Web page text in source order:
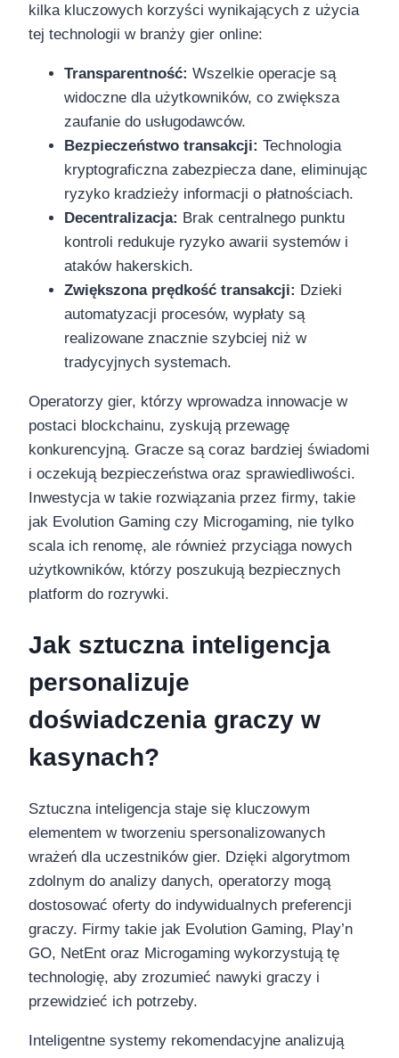
kilka kluczowych korzyści wynikających z użycia
tej technologii w branży gier online:
Transparentność: Wszelkie operacje są
widoczne dla użytkowników, co zwiększa
zaufanie do usługodawców.
Bezpieczeństwo transakcji: Technologia
kryptograficzna zabezpiecza dane, eliminując
ryzyko kradzieży informacji o płatnościach.
Decentralizacja: Brak centralnego punktu
kontroli redukuje ryzyko awarii systemów i
ataków hakerskich.
Zwiększona prędkość transakcji: Dzieki
automatyzacji procesów, wypłaty są
realizowane znacznie szybciej niż w
tradycyjnych systemach.
Operatorzy gier, którzy wprowadza innowacje w
postaci blockchainu, zyskują przewagę
konkurencyjną. Gracze są coraz bardziej świadomi
i oczekują bezpieczeństwa oraz sprawiedliwości.
Inwestycja w takie rozwiązania przez firmy, takie
jak Evolution Gaming czy Microgaming, nie tylko
scala ich renomę, ale również przyciąga nowych
użytkowników, którzy poszukują bezpiecznych
platform do rozrywki.
Jak sztuczna inteligencja
personalizuje
doświadczenia graczy w
kasynach?
Sztuczna inteligencja staje się kluczowym
elementem w tworzeniu spersonalizowanych
wrażeń dla uczestników gier. Dzięki algorytmom
zdolnym do analizy danych, operatorzy mogą
dostosować oferty do indywidualnych preferencji
graczy. Firmy takie jak Evolution Gaming, Play’n
GO, NetEnt oraz Microgaming wykorzystują tę
technologię, aby zrozumieć nawyki graczy i
przewidzieć ich potrzeby.
Inteligentne systemy rekomendacyjne analizują